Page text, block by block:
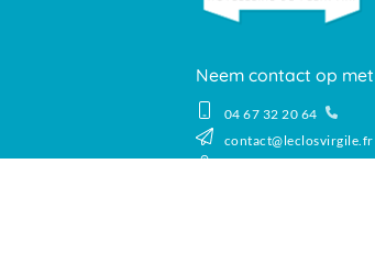
Neem contact op met
04 67 32 20 64
contact@leclosvirgile.fr